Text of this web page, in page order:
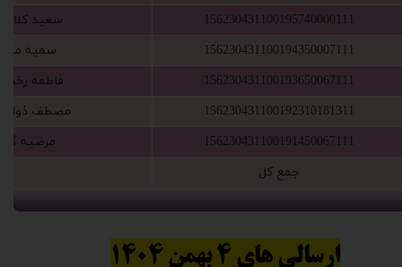
156230431100195740000111
‫سعید
156230431100194350007111
‫سمیه
156230431100193650067111
‫فاطمه
156230431100192310181311
‫مصطف
156230431100191450067111
‫مرضیه
‫جمع کل‬‏
ارسالی های 4 بهمن 1404